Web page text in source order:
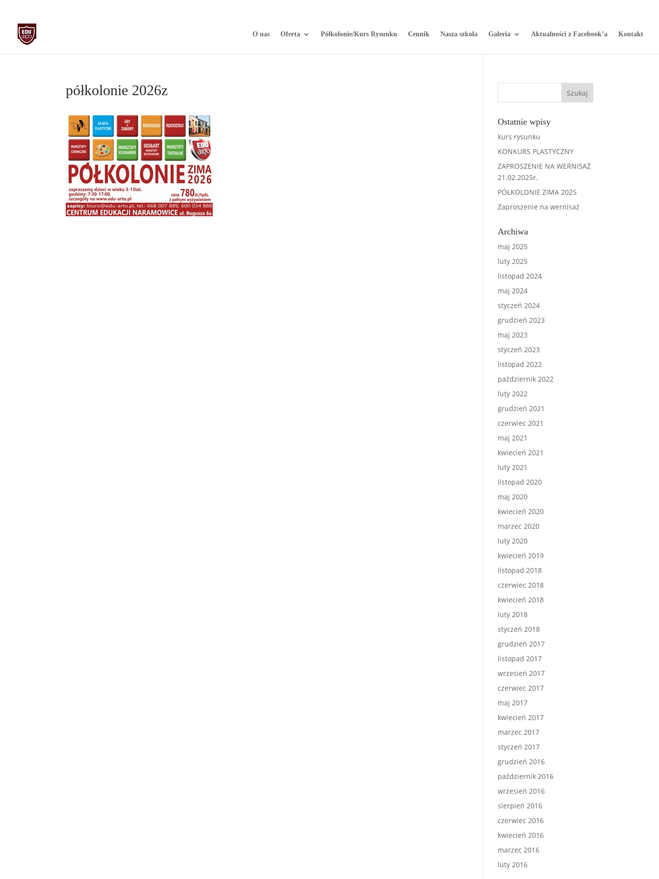
O nas Oferta Półkolonie/Kurs Rysunku Cennik Nasza szkoła Galeria Aktualności z Facebook’a Kontakt
półkolonie 2026z
Ostatnie wpisy
kurs rysunku
KONKURS PLASTYCZNY
ZAPROSZENIE NA WERNISAŻ
21.02.2025r.
PÓŁKOLONIE ZIMA 2025
Zaproszenie na wernisaż
Archiwa
maj 2025
luty 2025
listopad 2024
maj 2024
styczeń 2024
grudzień 2023
maj 2023
styczeń 2023
listopad 2022
październik 2022
luty 2022
grudzień 2021
czerwiec 2021
maj 2021
kwiecień 2021
luty 2021
listopad 2020
maj 2020
kwiecień 2020
marzec 2020
luty 2020
kwiecień 2019
listopad 2018
czerwiec 2018
kwiecień 2018
luty 2018
styczeń 2018
grudzień 2017
listopad 2017
wrzesień 2017
czerwiec 2017
maj 2017
kwiecień 2017
marzec 2017
styczeń 2017
grudzień 2016
październik 2016
wrzesień 2016
sierpień 2016
czerwiec 2016
kwiecień 2016
marzec 2016
luty 2016